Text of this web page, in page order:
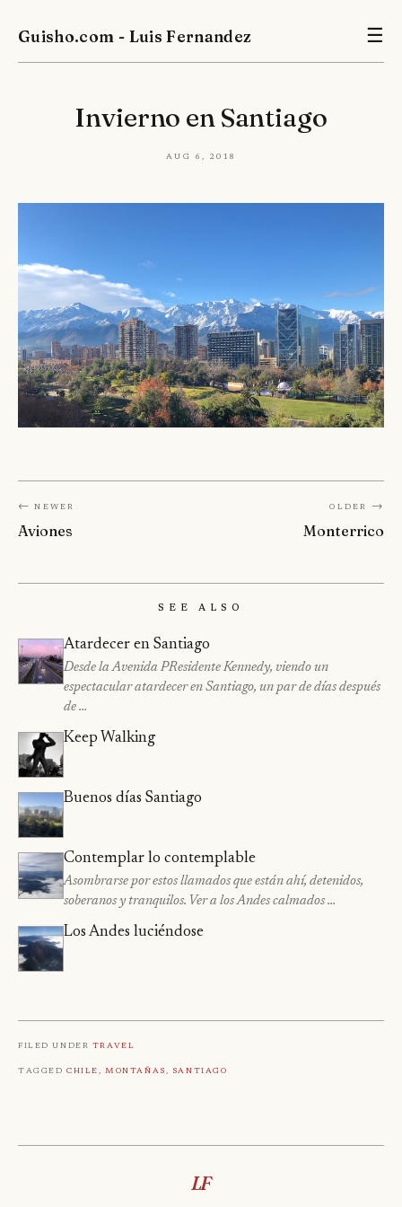
Guisho.com - Luis Fernandez ☰
Invierno en Santiago
Aug 6, 2018
← Newer
Aviones
Older →
Monterrico
See Also
Atardecer en Santiago
Desde la Avenida PResidente Kennedy, viendo un
espectacular atardecer en Santiago, un par de días después
de …
Keep Walking
Buenos días Santiago
Contemplar lo contemplable
Asombrarse por estos llamados que están ahí, detenidos,
soberanos y tranquilos. Ver a los Andes calmados …
Los Andes luciéndose
Filed under Travel
TaggedChile,Montañas, Santiago
LF